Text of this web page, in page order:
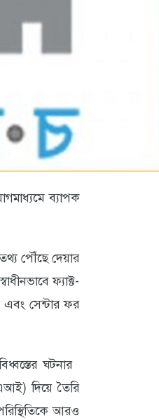
ব্যাপক
পৌঁছে দেয়ার
ফ্যাক্ট-
এবং সেন্টার ফর
ঘটনার
দিয়ে তৈরি
আরও